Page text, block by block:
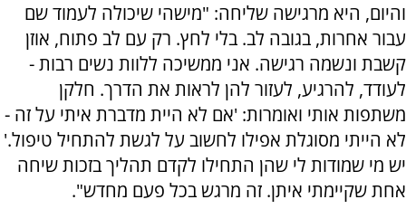
והיום, היא מרגישה שליחה: "מישהי שיכולה לעמוד שם
עבור אחרות, בגובה לב. בלי לחץ. רק עם לב פתוח, אוזן
קשבת ונשמה רגישה. אני ממשיכה ללוות נשים רבות -
לעודד, להרגיע, לעזור להן לראות את הדרך. חלקן
משתפות אותי ואומרות: 'אם לא היית מדברת איתי על זה -
לא הייתי מסוגלת אפילו לחשוב על לגשת להתחיל טיפול.'
יש מי שמודות לי שהן התחילו לקדם תהליך בזכות שיחה
אחת שקיימתי איתן. זה מרגש בכל פעם מחדש".